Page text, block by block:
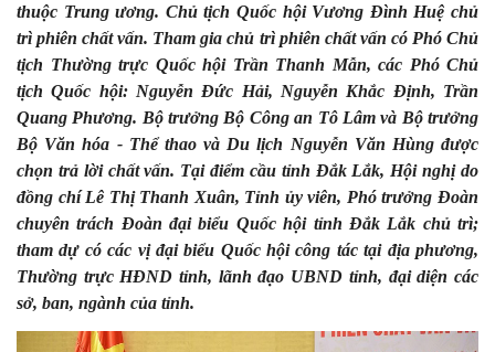
thuộc Trung ương. Chủ tịch Quốc hội Vương Đình Huệ chủ
trì phiên chất vấn. Tham gia chủ trì phiên chất vấn có Phó Chủ
tịch Thường trực Quốc hội Trần Thanh Mẫn, các Phó Chủ
tịch Quốc hội: Nguyễn Đức Hải, Nguyễn Khắc Định, Trần
Quang Phương. Bộ trưởng Bộ Công an Tô Lâm và Bộ trưởng
Bộ Văn hóa - Thể thao và Du lịch Nguyễn Văn Hùng được
chọn trả lời chất vấn. Tại điểm cầu tỉnh Đắk Lắk, Hội nghị do
đồng chí Lê Thị Thanh Xuân, Tỉnh ủy viên, Phó trưởng Đoàn
chuyên trách Đoàn đại biểu Quốc hội tỉnh Đắk Lắk chủ trì;
tham dự có các vị đại biểu Quốc hội công tác tại địa phương,
Thường trực HĐND tỉnh, lãnh đạo UBND tỉnh, đại diện các
sở, ban, ngành của tỉnh.